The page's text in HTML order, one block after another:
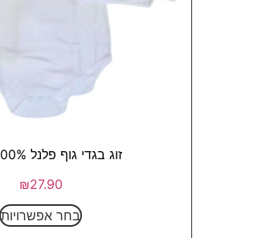
זוג בגדי גוף פלנל 100% כותנה
₪27.90
בחר אפשרויות